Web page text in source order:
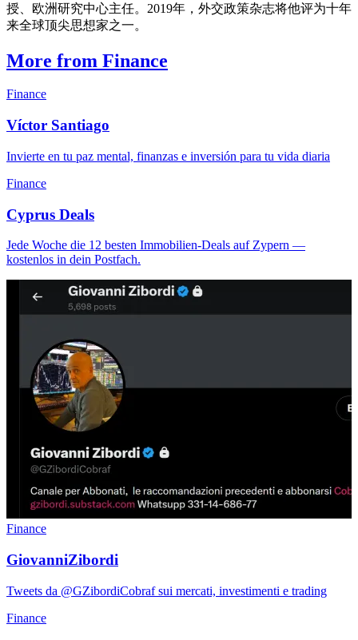
授、欧洲研究中心主任。2019年，外交政策杂志将他评为十年
来全球顶尖思想家之一。
More from Finance
Finance
Víctor Santiago
Invierte en tu paz mental, finanzas e inversión para tu vida diaria
Finance
Cyprus Deals
Jede Woche die 12 besten Immobilien-Deals auf Zypern —
kostenlos in dein Postfach.
Finance
GiovanniZibordi
Tweets da @GZibordiCobraf sui mercati, investimenti e trading
Finance